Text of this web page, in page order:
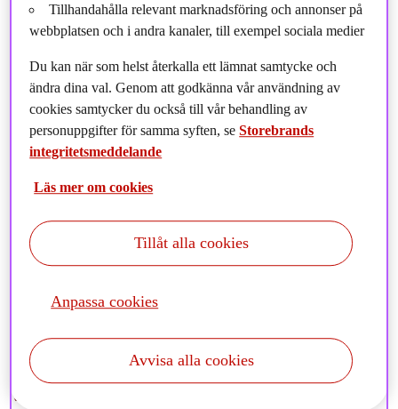
Nettoomsättning 806 miljoner NOK under Q2
kunder under Q2, medan totala nettoflödet var negativt
med 1 miljard efter förändringar i koncerninterna
portföljer
Det förvaltade kapitalet, AuM, uppgick till 1 507
miljarder
Andra kvartalet 2025 präglades av fortsatt marknadsoro i april,
Management ökade sitt förvaltade kapital med 65 miljarder NOK,
och landade vid utgången av kvartalet på 1 507 miljarder NOK.
kunder har landat lite och är återigen redo att ta ett mer
multibutikerbjudande, som omfattar direkta investeringar i
infrastruktur och fastigheter och private equity samt räntor och
aktier, är vi väl rustade för att hjälpa våra kunder att bygga
Tillhandahålla relevant marknadsföring och annonser på
webbplatsen och i andra kanaler, till exempel sociala medier
Du kan när som helst återkalla ett lämnat samtycke och
ändra dina val. Genom att godkänna vår användning av
cookies samtycker du också till vår behandling av
personuppgifter för samma syften, seStorebrands
integritetsmeddelande
Läs mer om cookies
Anpassa cookies
Avvisa alla cookies
Tillåt alla cookies